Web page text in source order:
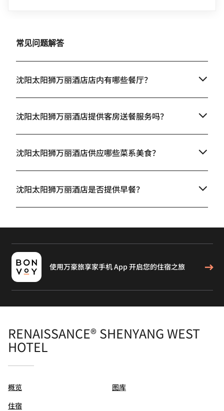
常见问题解答
沈阳太阳狮万丽酒店店内有哪些餐厅？
沈阳太阳狮万丽酒店提供客房送餐服务吗？
沈阳太阳狮万丽酒店供应哪些菜系美食？
沈阳太阳狮万丽酒店是否提供早餐？
使用万豪旅享家手机 App 开启您的住宿之旅
RENAISSANCE® SHENYANG WEST
HOTEL
概览
住宿
图库